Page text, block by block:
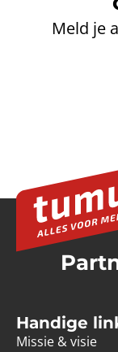
Meld je
Handige
Missie & visie